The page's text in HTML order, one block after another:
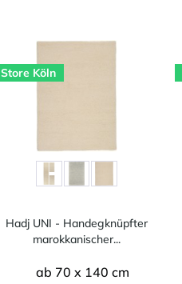
Store Köln
Hadj UNI - Handegknüpfter
marokkanischer...
ab 70 x 140 cm